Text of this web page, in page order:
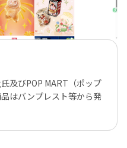
及びPOP MART（ポップ
はバンプレスト等から発